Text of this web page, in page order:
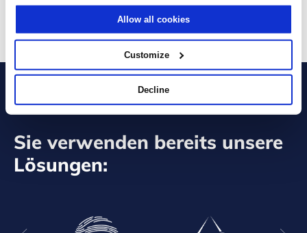
Allow all cookies
Customize
Decline
SENDEN
Sie verwenden bereits unsere
Lösungen: